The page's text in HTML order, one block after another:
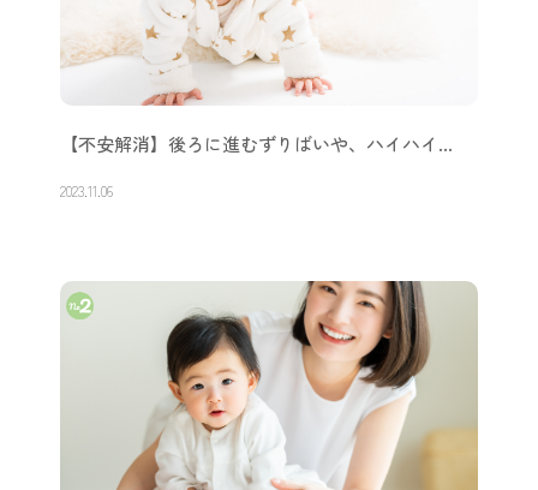
【不安解消】後ろに進むずりばいや、ハイハイ…
2023.11.06